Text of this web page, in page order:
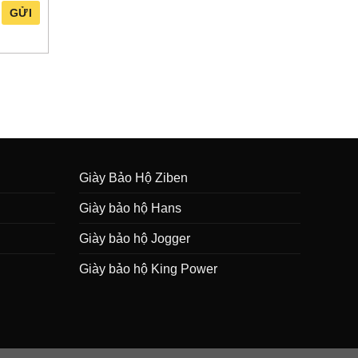
GỬI
Giày Bảo Hộ Ziben
Giày bảo hộ Hans
Giày bảo hộ Jogger
Giày bảo hộ King Power